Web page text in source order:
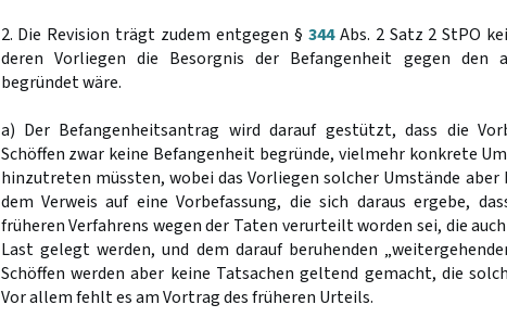
2. Die Revision trägt zudem entgegen § 344Abs. 2 Satz 2 StPO
deren Vorliegen die Besorgnis der Befangenheit gegen den
begründet wäre.
a) Der Befangenheitsantrag wird darauf gestützt, dass die
Schöffen zwar keine Befangenheit begründe, vielmehr konkrete
hinzutreten müssten, wobei das Vorliegen solcher Umstände
dem Verweis auf eine Vorbefassung, die sich daraus ergebe,
früheren Verfahrens wegen der Taten verurteilt worden sei, die
Last gelegt werden, und dem darauf beruhenden
Schöffen werden aber keine Tatsachen geltend gemacht, die
Vor allem fehlt es am Vortrag des früheren Urteils.